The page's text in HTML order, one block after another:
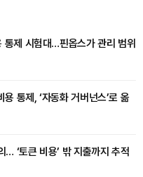
통제 시험대…핀옵스가 관리 범위
통제, ‘자동화 거버넌스’로 옮
… ‘토큰 비용’ 밖 지출까지 추적